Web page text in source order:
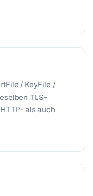
/ KeyFile /
TLS-
als auch